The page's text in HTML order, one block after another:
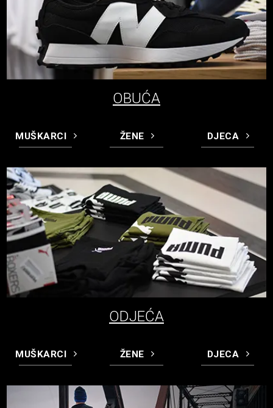
OBUĆA
MUŠKARCI ŽENE DJECA
ODJEĆA
MUŠKARCI ŽENE DJECA